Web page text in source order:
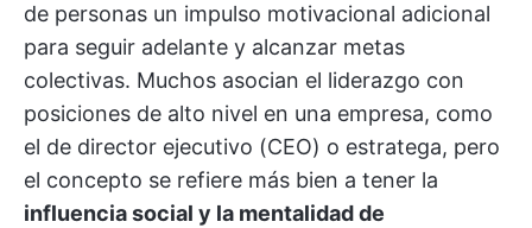
de personas un impulso motivacional adicional
para seguir adelante y alcanzar metas
colectivas. Muchos asocian el liderazgo con
posiciones de alto nivel en una empresa, como
el de director ejecutivo (CEO) o estratega, pero
el concepto se refiere más bien a tener la
influencia social y la mentalidad de